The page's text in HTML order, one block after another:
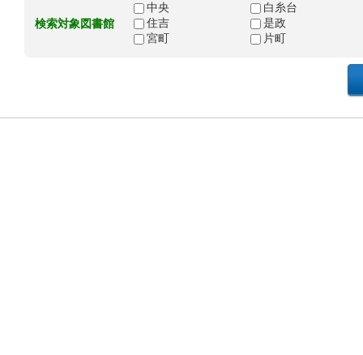
検索対象図書館
中央
白糸台
住吉
是政
宮町
片町